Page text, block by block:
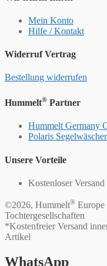
Mein Konto
Hilfe / Kontakt
Widerruf Vertrag
Bestellung widerrufen
Hummelt® Partner
Hummelt Germany
Polaris
Unsere Vorteile
Kostenloser
©2026, Hummelt®
Tochtergesellschaften
*Kostenfreier Versand
Artikel
WhatsApp